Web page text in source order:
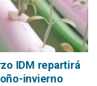
IDM repartirá
invierno